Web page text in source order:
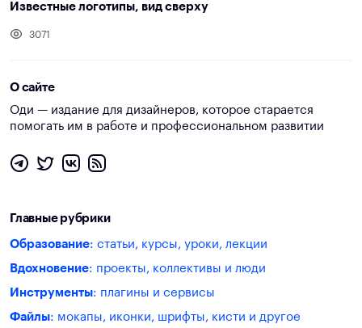
Известные логотипы, вид сверху
3071
О сайте
Оди — издание для дизайнеров, которое старается
помогать им в работе и профессиональном развитии
Главные рубрики
Образование: статьи, курсы, уроки, лекции
Вдохновение: проекты, коллективы и люди
Инструменты: плагины и сервисы
Файлы: мокапы, иконки, шрифты, кисти и другое